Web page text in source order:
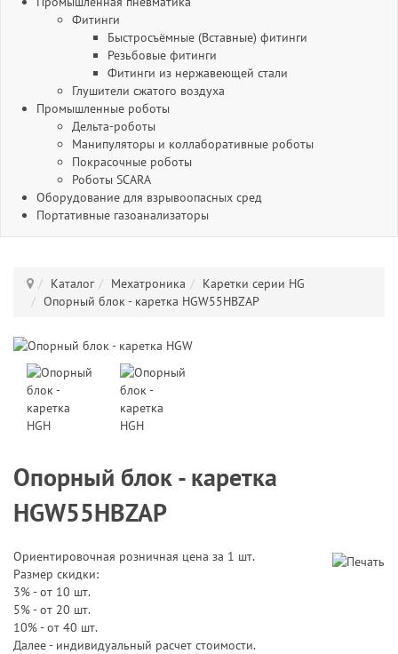
Фитинги
Быстросъёмные (Вставные) фитинги
Резьбовые фитинги
Фитинги из нержавеющей стали
Глушители сжатого воздуха
Промышленные роботы
Дельта-роботы
Манипуляторы и коллаборативные роботы
Покрасочные роботы
Роботы SCARA
Оборудование для взрывоопасных сред
Портативные газоанализаторы
Каталог Мехатроника
Каретки серии HG
Опорный блок - каретка HGW55HBZAP
Опорный блок - каретка
HGW55HBZAP
Ориентировочная розничная цена за 1 шт.
Размер скидки:
3% - от 10 шт.
5% - от 20 шт.
10% - от 40 шт.
Далее - индивидуальный расчет стоимости.